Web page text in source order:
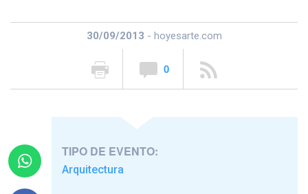
30/09/2013 - hoyesarte.com
0
TIPO DE EVENTO:
Arquitectura